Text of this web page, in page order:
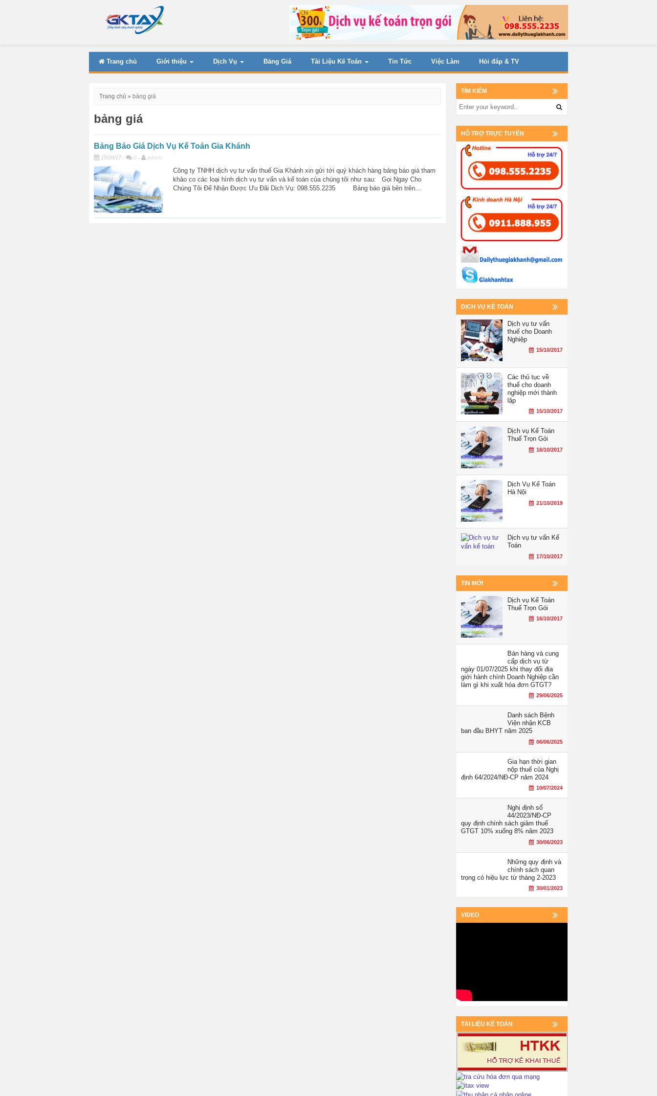
Trang chủ Giới thiệu Dịch Vụ Bảng Giá Tài Liệu Kế Toán Tin Tức Việc Làm Hỏi đáp & TV
Trang chủ » bảng giá
bảng giá
Bảng Báo Giá Dịch Vụ Kế Toán Gia Khánh
15/10/17 - 0 - admin
Công ty TNHH dịch vụ tư vấn thuế Gia Khánh xin gửi tới quý khách hàng bảng báo giá tham
khảo co các loại hình dịch vụ tư vấn và kế toán của chúng tôi như sau: Gọi Ngay Cho
Chúng Tôi Để Nhận Được Ưu Đãi Dịch Vụ: 098.555.2235 Bảng báo giá bên trên...
TÌM KIẾM
HỖ TRỢ TRỰC TUYẾN
DỊCH VỤ KẾ TOÁN
Dịch vụ tư vấn
thuế cho Doanh
Nghiệp
15/10/2017
Các thủ tục về
thuế cho doanh
nghiệp mới thành
lập
15/10/2017
Dịch vụ Kế Toán
Thuế Trọn Gói
16/10/2017
Dịch Vụ Kế Toán
Hà Nội
21/10/2019
Dịch vụ tư vấn Kế
Toán
17/10/2017
TIN MỚI
Dịch vụ Kế Toán
Thuế Trọn Gói
16/10/2017
Bán hàng và cung
cấp dịch vụ từ
ngày 01/07/2025 khi thay đổi địa
giới hành chính Doanh Nghiệp cần
làm gì khi xuất hóa đơn GTGT?
29/06/2025
Danh sách Bệnh
Viện nhận KCB
ban đầu BHYT năm 2025
06/06/2025
Gia hạn thời gian
nộp thuế của Nghị
định 64/2024/NĐ-CP năm 2024
10/07/2024
Nghị định số
44/2023/NĐ-CP
quy định chính sách giảm thuế
GTGT 10% xuống 8% năm 2023
30/06/2023
Những quy định và
chính sách quan
trọng có hiệu lực từ tháng 2-2023
30/01/2023
VIDEO
TÀI LIỆU KẾ TOÁN